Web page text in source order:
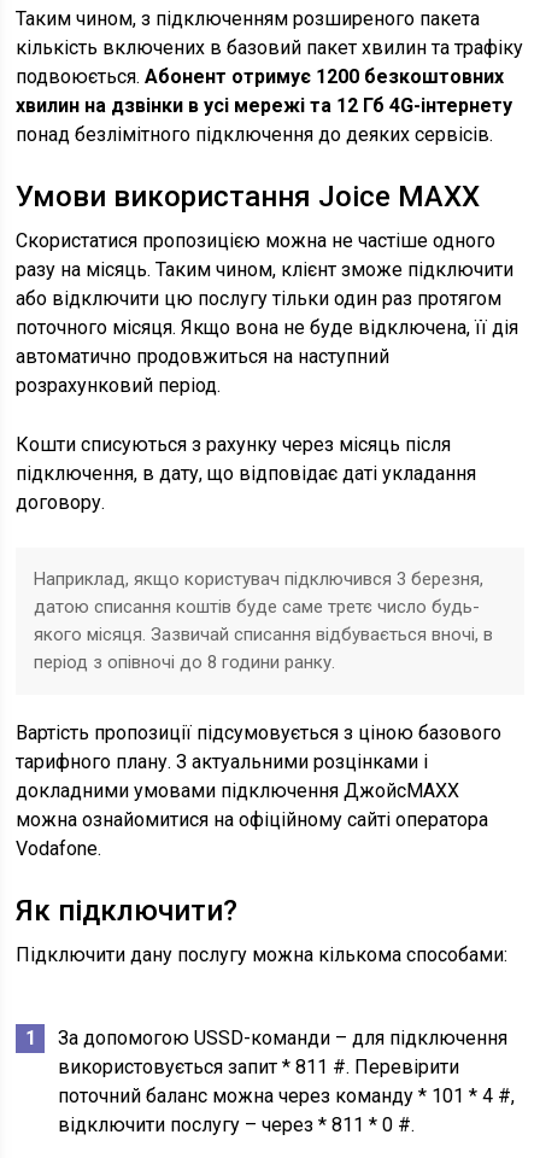
Таким чином, з підключенням розширеного пакета
кількість включених в базовий пакет хвилин та трафіку
подвоюється.Абонент отримує 1200 безкоштовних
хвилин на дзвінки в усі мережі та 12 Гб 4G-інтернету
понад безлімітного підключення до деяких сервісів.
Умови використання Joice MAXX
Скористатися пропозицією можна не частіше одного
разу на місяць. Таким чином, клієнт зможе підключити
або відключити цю послугу тільки один раз протягом
поточного місяця. Якщо вона не буде відключена, її дія
автоматично продовжиться на наступний
розрахунковий період.
Кошти списуються з рахунку через місяць після
підключення, в дату, що відповідає даті укладання
договору.
Наприклад, якщо користувач підключився 3 березня,
датою списання коштів буде саме третє число будь-
якого місяця. Зазвичай списання відбувається вночі, в
період з опівночі до 8 години ранку.
Вартість пропозиції підсумовується з ціною базового
тарифного плану. З актуальними розцінками і
докладними умовами підключення ДжойсMAXX
можна ознайомитися на офіційному сайті оператора
Vodafone.
Як підключити?
Підключити дану послугу можна кількома способами:
За допомогою USSD-команди – для підключення
використовується запит * 811 #. Перевірити
поточний баланс можна через команду * 101 * 4 #,
відключити послугу – через * 811 * 0 #.